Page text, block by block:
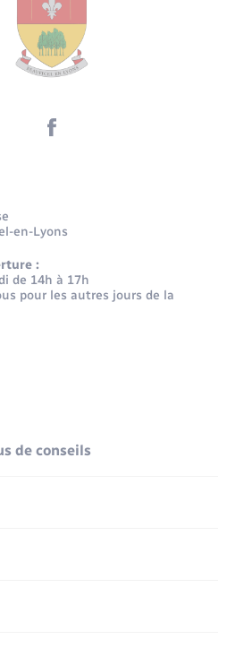
en-Lyons
:
de 14h à 17h
pour les autres jours de la
de conseils